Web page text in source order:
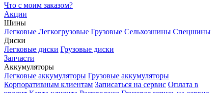
Что с моим заказом?
Акции
Шины
Легковые Легкогрузовые Грузовые Сельхозшины Спецшины
Диски
Легковые диски Грузовые диски
Запчасти
Аккумуляторы
Легковые аккумуляторы Грузовые аккумуляторы
Корпоративным клиентам Записаться на сервис Оплата в